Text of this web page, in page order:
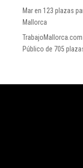
Maren 123 plazas
Mallorca
TrabajoMallorca.com
Público de 705